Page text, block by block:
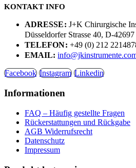
KONTAKT INFO
ADRESSE: J+K Chirurgische
Düsseldorfer Strasse 40, D-
TELEFON: +49 (0) 212
EMAIL:
Facebook Instagram Linkedin
Informationen
FAQ – Häufig gestellte Fragen
Rückerstattungen und Rückgabe
AGB Widerrufsrecht
Datenschutz
Impressum